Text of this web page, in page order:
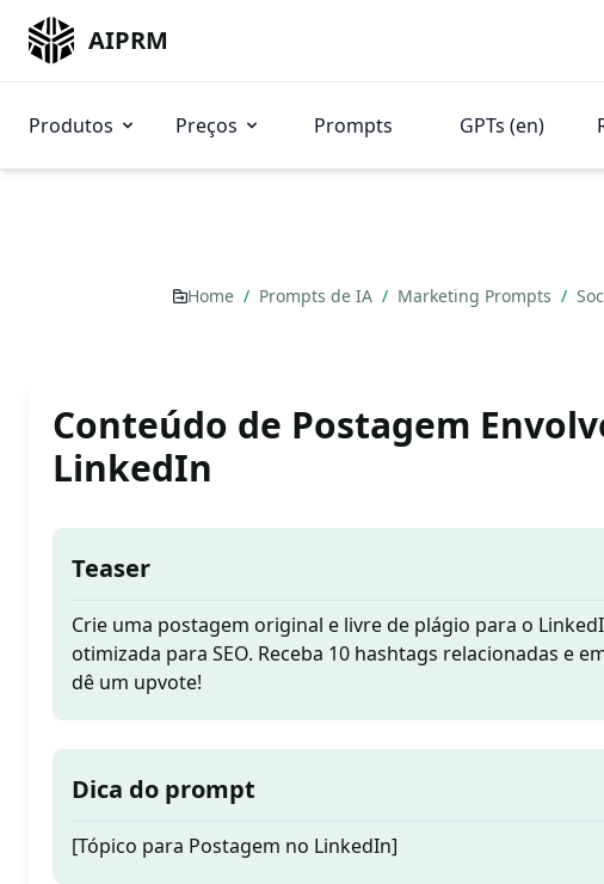
AIPRM
Produtos Preços Prompts GPTs (en)
Home / Prompts de IA / Marketing Prompts /
Conteúdo de Postagem
LinkedIn
Teaser
Crie uma postagem original e livre de plágio para o
otimizada para SEO. Receba 10 hashtags relacionadas e
dê um upvote!
Dica do prompt
[Tópico para Postagem no LinkedIn]